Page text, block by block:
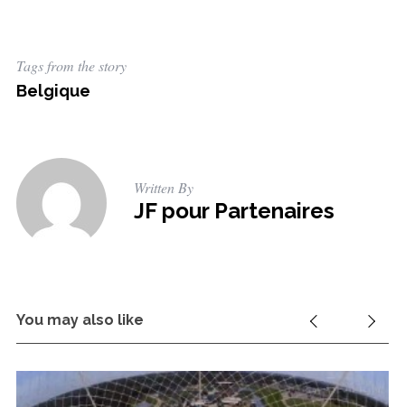
Tags from the story
Belgique
Written By
JF pour Partenaires
You may also like
S
a
f
o
: